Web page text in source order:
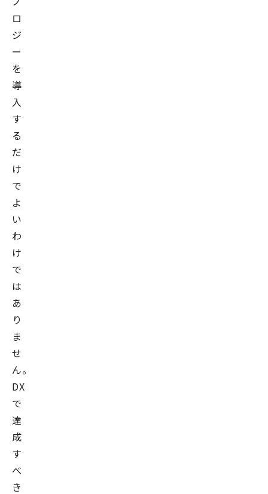
ロ
ジ
ー
を
導
入
す
る
だ
け
で
よ
い
わ
け
で
は
あ
り
ま
せ
ん。
DX
で
達
成
す
べ
き